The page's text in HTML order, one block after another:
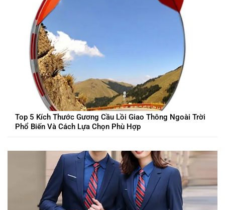
Top 5 Kích Thước Gương Cầu Lồi Giao Thông Ngoài Trời
Phổ Biến Và Cách Lựa Chọn Phù Hợp